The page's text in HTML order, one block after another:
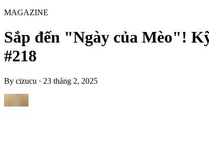
MAGAZINE
Sắp đến "Ngày của Mèo"!
#218
By cizucu · 23 tháng 2, 2025